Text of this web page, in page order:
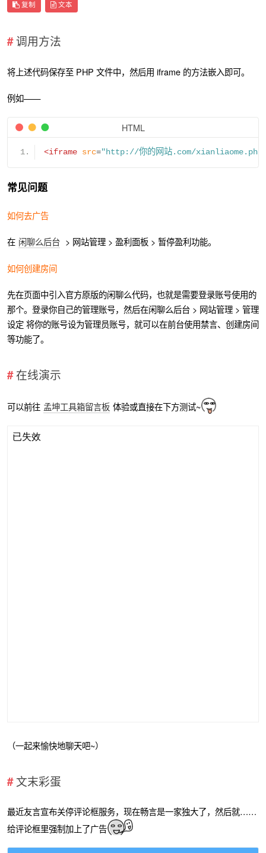
复制 文本
调用方法
将上述代码保存至 PHP 文件中，然后用 iframe 的方法嵌入即可。
例如——
HTML
<iframe src="http://你的网站.com/
常见问题
如何去广告
在 闲聊么后台 > 网站管理 > 盈利面板 > 暂停盈利功能。
如何创建房间
先在页面中引入官方原版的闲聊么代码，也就是需要登录账号使用的
那个。登录你自己的管理账号，然后在闲聊么后台 > 网站管理 > 管理
设定 将你的账号设为管理员账号，就可以在前台使用禁言、创建房间
等功能了。
在线演示
可以前往 孟坤工具箱留言板 体验或直接在下方测试~
（一起来愉快地聊天吧~）
文末彩蛋
最近友言宣布关停评论框服务，现在畅言是一家独大了，然后就……
给评论框里强制加上了广告